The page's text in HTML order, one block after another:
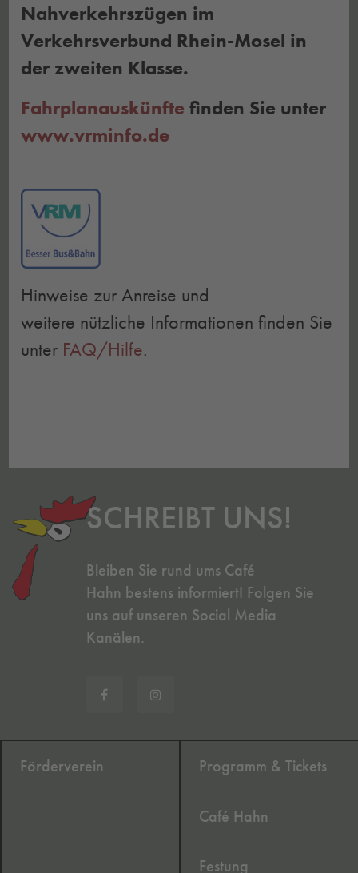
Nahverkehrszügen im
Verkehrsverbund Rhein-Mosel in
der zweiten Klasse.
Fahrplanauskünfte finden Sie unter
www.vrminfo.de
Hinweise zur Anreise und
weitere nützliche Informationen finden Sie
unter FAQ/Hilfe.
SCHREIBT UNS!
Bleiben Sie rund ums Café
Hahn bestens informiert! Folgen Sie
uns auf unseren Social Media
Kanälen.
Förderverein Programm & Tickets
Café Hahn
Festung